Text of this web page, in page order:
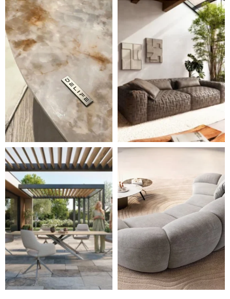
DELIFE – Nábytek, který promění dům v domov. Domo
Místo, kam se budeš těšit
Styl, odolnost a společné chvíle pod širým nebem.
Ne každá pohovka je jen